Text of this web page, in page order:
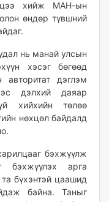
хийж МАН-ын
өндөр түвшний
нь манай улсын
хэсэг бөгөөд
дэглэм
дэлхий даяар
хийхийн төлөө
нөхцөл байдалд
бэхжүүлж
бэхжүүлэх арга
бүхэнтэй цаашид
байна. Таныг